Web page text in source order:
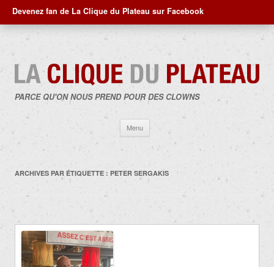
Devenez fan de La Clique du Plateau sur Facebook
PARCE QU'ON NOUS PREND POUR DES CLOWNS
Menu
contenu
ARCHIVES PAR ÉTIQUETTE : PETER SERGAKIS